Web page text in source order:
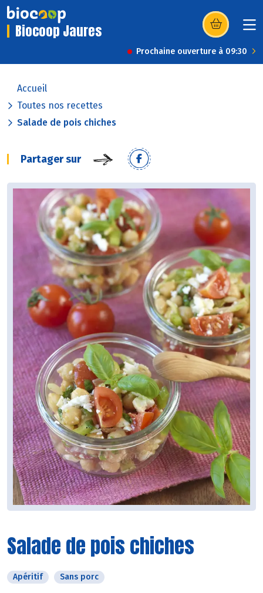
Biocoop Jaures (s’ouvre dans
Prochaine ouverture à 09:30
Accueil
Toutes nos recettes
Salade de pois chiches
Partager sur
Salade de pois chiches
Apéritif Sans porc